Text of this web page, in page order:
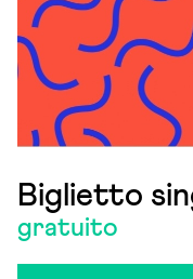
Biglietto
gratuito